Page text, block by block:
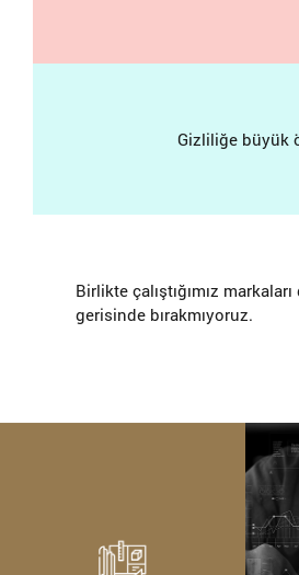
Gizliliğe büyük
Birlikte çalıştığımız
gerisinde bırakmıyoruz.